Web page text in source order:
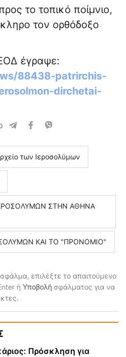
το τοπικό ποίμνιο,
τον ορθόδοξο
έγραψε:
88438-patrirchis-
dirchetai-
των Ιεροσολύμων
ΣΤΗΝ ΑΘΗΝΑ
ΚΑΙ ΤΟ "ΠΡΟΝΟΜΙΟ"
επιλέξτε το απαιτούμενο
ή Υποβολή σφάλματος για να
Πρόσκληση για